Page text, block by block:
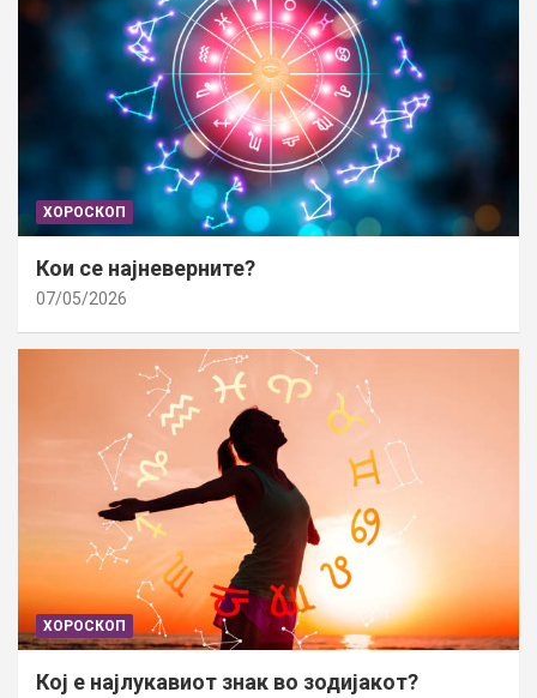
ХОРОСКОП
Кои се најневерните?
07/05/2026
ХОРОСКОП
Кој е најлукавиот знак во зодијакот?